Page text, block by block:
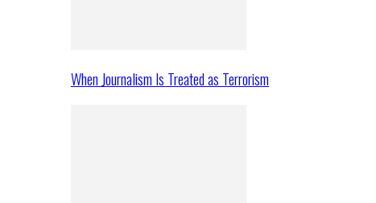
When Journalism Is Treated as Terrorism